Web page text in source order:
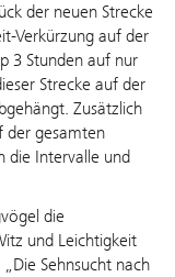
der neuen Strecke
Verkürzung auf der
3 Stunden auf nur
Strecke auf der
Zusätzlich
der gesamten
die Intervalle und
die
und Leichtigkeit
Sehnsucht nach